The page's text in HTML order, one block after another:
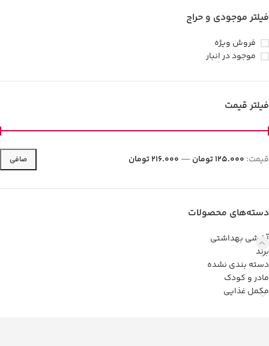
فیلتر موجودی و حراج
فروش ویژه
موجود در انبار
فیلتر قیمت
صافی قيمت: 125.000 تومان — 216.000 تومان
دسته‌های محصولات
آرایشی بهداشتی
برند
دسته بندی نشده
مادر و کودک
مکمل غذایی